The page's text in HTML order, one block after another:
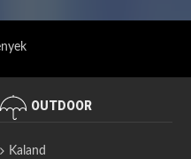
OUTDOOR
Kaland